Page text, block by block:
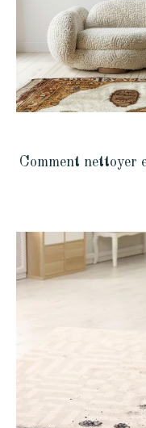
Comment nettoyer